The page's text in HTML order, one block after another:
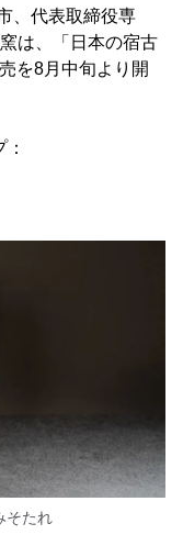
、代表取締役専
は、「日本の宿古
を8月中旬より開
そたれ